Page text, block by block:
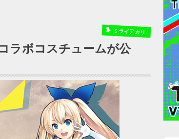
ミライアカリ
ラボコスチュームが公